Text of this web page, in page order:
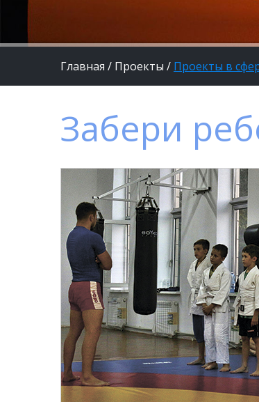
Главная / Проекты / Проекты в
Забери